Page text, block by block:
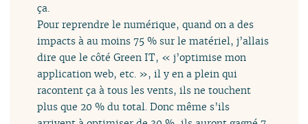
ça.
Pour reprendre le numérique, quand on a des
impacts à au moins 75 % sur le matériel, j’allais
dire que le côté Green IT, « j’optimise mon
application web, etc. », il y en a plein qui
racontent ça à tous les vents, ils ne touchent
plus que 20 % du total. Donc même s’ils